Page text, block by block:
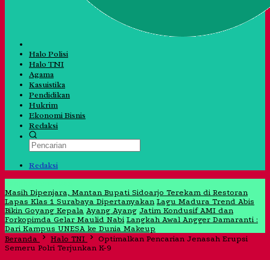
Halo Polisi
Halo TNI
Agama
Kasuistika
Pendidikan
Hukrim
Ekonomi Bisnis
Redaksi
Redaksi
Masih Dipenjara, Mantan Bupati Sidoarjo Terekam di Restoran
Lapas Klas 1 Surabaya Dipertanyakan Lagu Madura Trend Abis
Bikin Goyang Kepala Ayang Ayang Jatim Kondusif AMI dan
Forkopimda Gelar Maulid Nabi Langkah Awal Angger Damaranti :
Dari Kampus UNESA ke Dunia Makeup
Beranda
Halo TNI
Optimalkan Pencarian Jenasah Erupsi
Semeru Polri Terjunkan K-9